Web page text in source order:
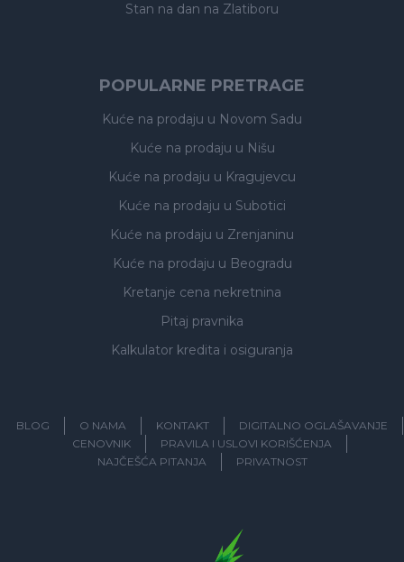
Stan na dan na Zlatiboru
POPULARNE PRETRAGE
Kuće na prodaju u Novom Sadu
Kuće na prodaju u Nišu
Kuće na prodaju u Kragujevcu
Kuće na prodaju u Subotici
Kuće na prodaju u Zrenjaninu
Kuće na prodaju u Beogradu
Kretanje cena nekretnina
Pitaj pravnika
Kalkulator kredita i osiguranja
BLOG O NAMA KONTAKT
DIGITALNO OGLAŠAVANJE
CENOVNIK
PRAVILA I USLOVI KORIŠĆENJA
NAJČEŠĆA PITANJA
PRIVATNOST